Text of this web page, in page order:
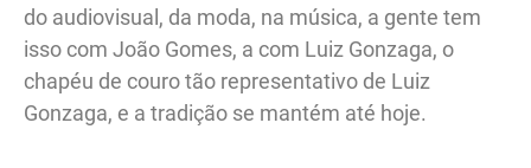
do audiovisual, da moda, na música, a gente tem
isso com João Gomes, a com Luiz Gonzaga, o
chapéu de couro tão representativo de Luiz
Gonzaga, e a tradição se mantém até hoje.